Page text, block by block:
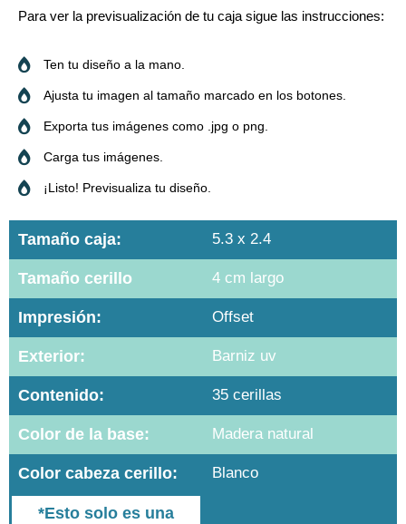
Para ver la previsualización de tu caja sigue las instrucciones:
Ten tu diseño a la mano.
Ajusta tu imagen al tamaño marcado en los botones.
Exporta tus imágenes como .jpg o png.
Carga tus imágenes.
¡Listo! Previsualiza tu diseño.
Tamaño caja: 5.3 x 2.4
Tamaño cerillo 4 cm largo
Impresión: Offset
Exterior: Barniz uv
Contenido: 35 cerillas
Color de la base: Madera natural
Color cabeza cerillo: Blanco
*Esto solo es una